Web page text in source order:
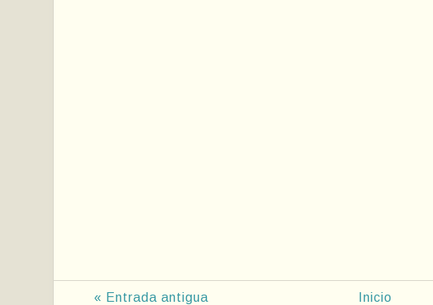
« Entrada antigua Inicio